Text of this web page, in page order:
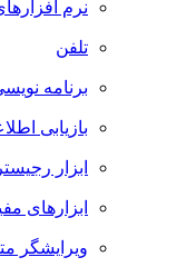
نرم افزارهای
تلفن
برنامه نویسی
بازیابی اطلاعات
ابزار رجیستری
ابزارهای مفید
ویرایشگر متن